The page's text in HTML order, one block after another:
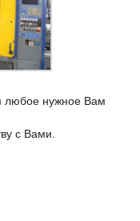
нужное Вам
с Вами.